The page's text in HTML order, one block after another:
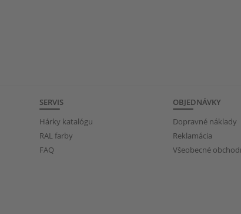
SERVIS
Hárky katalógu
RAL farby
FAQ
OBJEDNÁVKY
Dopravné náklady
Reklamácia
Všeobecné